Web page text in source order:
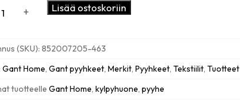
+ Lisää ostoskoriin
(SKU):852007205-463
Gant Home,Gant pyyhkeet,Merkit,Pyyhkeet,Tekstiilit,Tuotteet
tuotteelleGant Home,kylpyhuone,pyyhe